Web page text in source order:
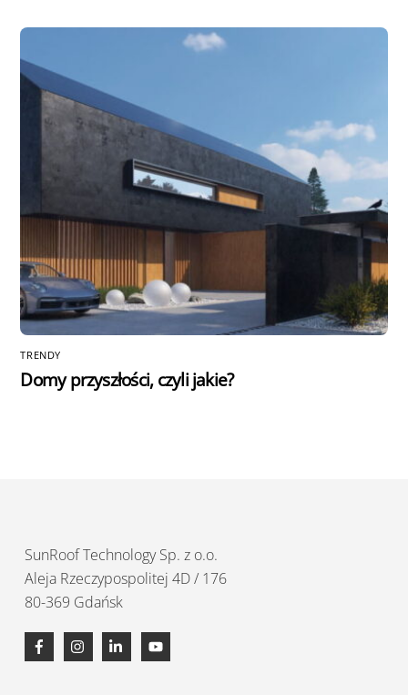
TRENDY
Domy przyszłości, czyli jakie?
SunRoof Technology Sp. z o.o.
Aleja Rzeczypospolitej 4D / 176
80-369 Gdańsk